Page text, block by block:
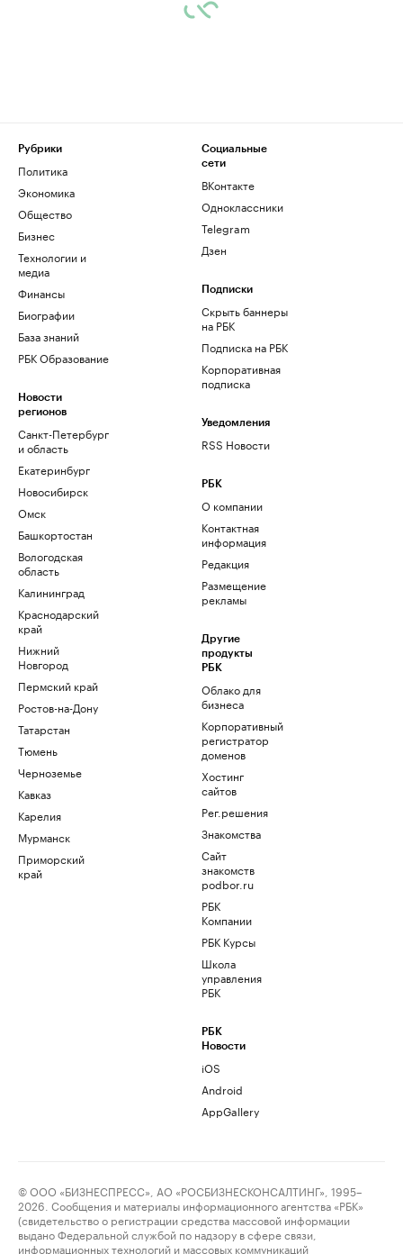
Рубрики
Политика
Экономика
Общество
Бизнес
Технологии и
медиа
Финансы
Биографии
База знаний
РБК Образование
Новости
регионов
Санкт-Петербург
и область
Екатеринбург
Новосибирск
Омск
Башкортостан
Вологодская
область
Калининград
Краснодарский
край
Нижний
Новгород
Пермский край
Ростов-на-Дону
Татарстан
Тюмень
Черноземье
Кавказ
Карелия
Мурманск
Приморский
край
Социальные
сети
ВКонтакте
Одноклассники
Telegram
Дзен
Подписки
Скрыть баннеры
на РБК
Подписка на РБК
Корпоративная
подписка
Уведомления
RSS Новости
РБК
О компании
Контактная
информация
Редакция
Размещение
рекламы
Другие
продукты
РБК
Облако для
бизнеса
Корпоративный
регистратор
доменов
Хостинг
сайтов
Рег.решения
Знакомства
Сайт
знакомств
podbor.ru
РБК
Компании
РБК Курсы
Школа
управления
РБК
РБК
Новости
iOS
Android
AppGallery
© ООО «БИЗНЕСПРЕСС», АО «РОСБИЗНЕСКОНСАЛТИНГ», 1995–
2026. Сообщения и материалы информационного агентства «РБК»
(свидетельство о регистрации средства массовой информации
выдано Федеральной службой по надзору в сфере связи,
информационных технологий и массовых коммуникаций